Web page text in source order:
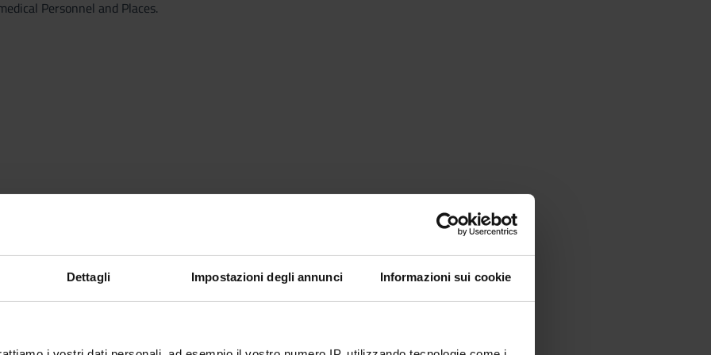
Dettagli Impostazioni degli annunci Informazioni sui cookie
Personnel and Places.
academic articles: